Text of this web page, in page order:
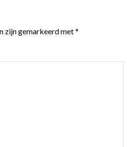
zijn gemarkeerd met*